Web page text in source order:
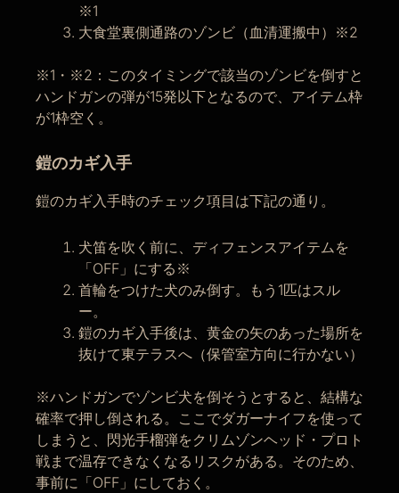
※1
大食堂裏側通路のゾンビ（血清運搬中）※2
※1・※2：このタイミングで該当のゾンビを倒すと
ハンドガンの弾が15発以下となるので、アイテム枠
が1枠空く。
鎧のカギ入手
鎧のカギ入手時のチェック項目は下記の通り。
犬笛を吹く前に、ディフェンスアイテムを
「OFF」にする※
首輪をつけた犬のみ倒す。もう1匹はスル
ー。
鎧のカギ入手後は、黄金の矢のあった場所を
抜けて東テラスへ（保管室方向に行かない）
※ハンドガンでゾンビ犬を倒そうとすると、結構な
確率で押し倒される。ここでダガーナイフを使って
しまうと、閃光手榴弾をクリムゾンヘッド・プロト
戦まで温存できなくなるリスクがある。そのため、
事前に「OFF」にしておく。